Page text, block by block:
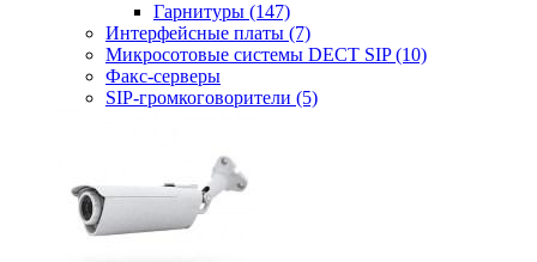
Гарнитуры (147)
Интерфейсные платы (7)
Микросотовые системы DECT SIP(10)
Факс-серверы
SIP-громкоговорители (5)